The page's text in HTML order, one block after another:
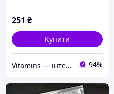
251 ₴
Купити
Vitamins — інтернет-магазин вітамінів та мінералів 94%